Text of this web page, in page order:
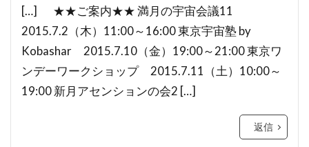
[…] ★★ご案内★★ 満月の宇宙会議11
2015.7.2（木）11:00～16:00 東京宇宙塾 by
Kobashar 2015.7.10（金）19:00～21:00 東京ワ
ンデーワークショップ 2015.7.11（土）10:00～
19:00 新月アセンションの会2 […]
返信